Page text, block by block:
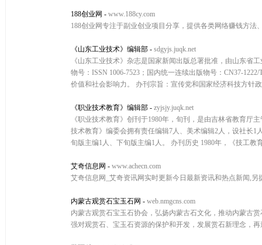
188创业网 - www.188cy.com
188创业网专注于副业创业项目分享，提供各类网络赚钱方
《山东工业技术》编辑部 - sdgyjs.juqk.net
《山东工业技术》杂志是国家新闻出版总署批准，由山东省
物号：ISSN 1006-7523；国内统一连续出版物号：CN37-
价值和社会影响力。 办刊宗旨：宣传党和国家经济科技方针
《职业技术教育》编辑部 - zyjsjy.juqk.net
《职业技术教育》创刊于1980年，旬刊，是由吉林省教育厅
技术教育》编委会拥有责任编辑7人、美术编辑2人，设社长
旬版主编1人、下旬版主编1人。 办刊历史 1980年，《技工教
艾奇信息网 - www.achecn.com
艾奇信息网_艾奇资讯网实时更新今日最新资讯和热点新闻,
内蒙古观赏石宝玉石网 - web.nmgcns.com
内蒙古观赏石宝玉石协会，弘扬内蒙古石文化，推动内蒙古
强对观赏石、宝玉石资源的保护和开发，发展赏石新理念，